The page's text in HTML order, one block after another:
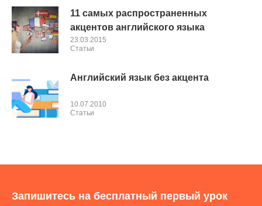
11 самых распространенных
акцентов английского языка
23.03.2015
Cтатьи
Английский язык без акцента
10.07.2010
Cтатьи
Запишитесь на бесплатный первый урок